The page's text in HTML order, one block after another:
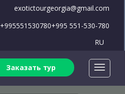
exotictourgeorgia@gmail.com
+995551530780+995 551-530-780
RU
Заказать тур